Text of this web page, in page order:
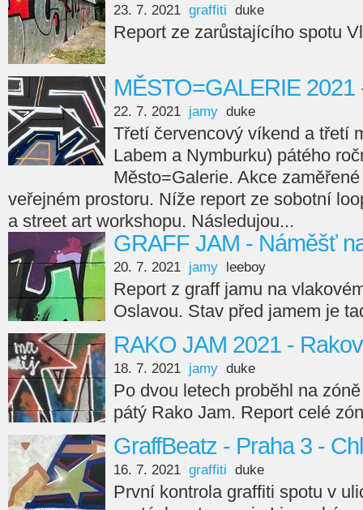
23. 7. 2021 graffiti duke
Report ze zarůstajícího spotu
MĚSTO=GALERIE 2021
22. 7. 2021 jamy duke
Třetí červencový víkend a třetí
Labem a Nymburku) pátého
Město=Galerie. Akce
veřejném prostoru. Níže report ze sobotní
a street art workshopu. Následujou...
GRAFF JAM - Náměšť
20. 7. 2021 jamy leeboy
Report z graff jamu na
Oslavou. Stav před jamem je
RAKO JAM 2021 -
18. 7. 2021 jamy duke
Po dvou letech proběhl na
pátý Rako Jam. Report celé
GraffBeatz - Praha 3 -
16. 7. 2021 graffiti duke
První kontrola graffiti spotu v